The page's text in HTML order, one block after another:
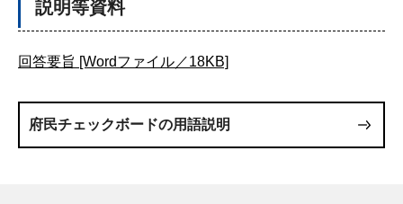
説明等資料
回答要旨 [Wordファイル／18KB]
府民チェックボードの用語説明